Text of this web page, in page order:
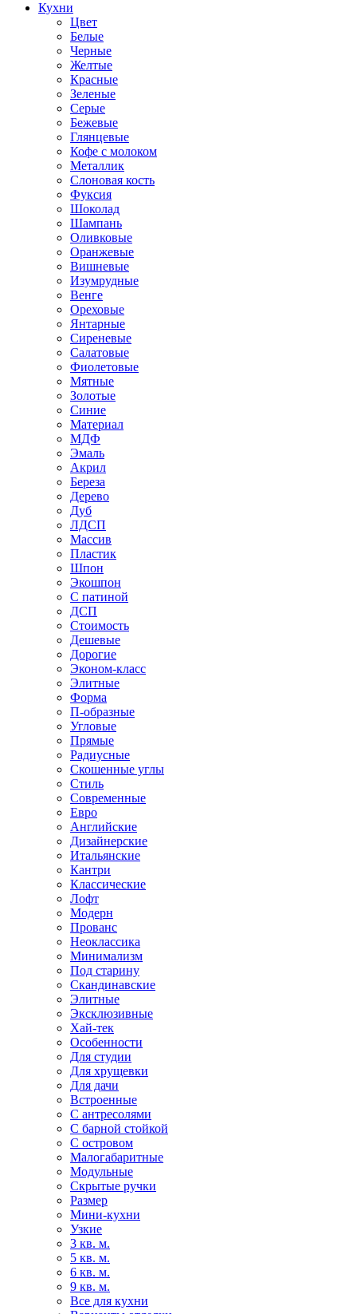
Кухни
Цвет
Белые
Черные
Желтые
Красные
Зеленые
Серые
Бежевые
Глянцевые
Кофе с молоком
Металлик
Слоновая кость
Фуксия
Шоколад
Шампань
Оливковые
Оранжевые
Вишневые
Изумрудные
Венге
Ореховые
Янтарные
Сиреневые
Салатовые
Фиолетовые
Мятные
Золотые
Синие
Материал
МДФ
Эмаль
Акрил
Береза
Дерево
Дуб
ЛДСП
Массив
Пластик
Шпон
Экошпон
С патиной
ДСП
Стоимость
Дешевые
Дорогие
Эконом-класс
Элитные
Форма
П-образные
Угловые
Прямые
Радиусные
Скошенные углы
Стиль
Современные
Евро
Английские
Дизайнерские
Итальянские
Кантри
Классические
Лофт
Модерн
Прованс
Неоклассика
Минимализм
Под старину
Скандинавские
Элитные
Эксклюзивные
Хай-тек
Особенности
Для студии
Для хрущевки
Для дачи
Встроенные
С антресолями
С барной стойкой
С островом
Малогабаритные
Модульные
Скрытые ручки
Размер
Мини-кухни
Узкие
3 кв. м.
5 кв. м.
6 кв. м.
9 кв. м.
Все для кухни